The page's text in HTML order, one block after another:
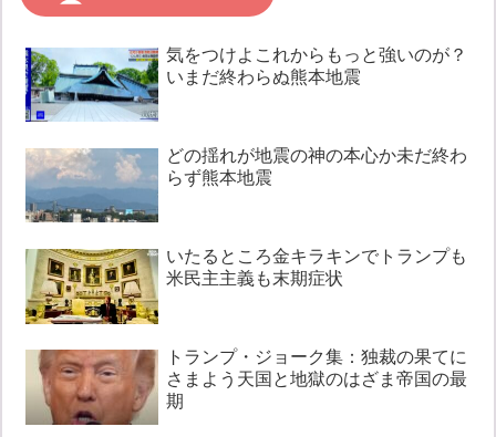
気をつけよこれからもっと強いのが？
いまだ終わらぬ熊本地震
どの揺れが地震の神の本心か未だ終わ
らず熊本地震
いたるところ金キラキンでトランプも
米民主主義も末期症状
トランプ・ジョーク集：独裁の果てに
さまよう天国と地獄のはざま帝国の最
期